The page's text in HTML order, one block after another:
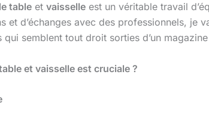
table et vaisselle est un véritable travail
et d’échanges avec des professionnels, je
qui semblent tout droit sorties d’un
et vaisselle est cruciale ?